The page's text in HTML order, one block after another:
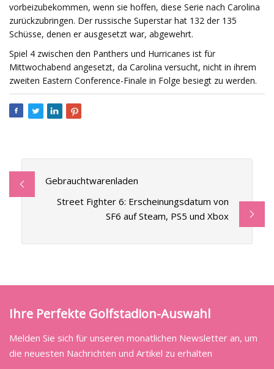
vorbeizubekommen, wenn sie hoffen, diese Serie nach Carolina
zurückzubringen. Der russische Superstar hat 132 der 135
Schüsse, denen er ausgesetzt war, abgewehrt.
Spiel 4 zwischen den Panthers und Hurricanes ist für
Mittwochabend angesetzt, da Carolina versucht, nicht in ihrem
zweiten Eastern Conference-Finale in Folge besiegt zu werden.
Gebrauchtwarenladen
Street Fighter 6: Erscheinungsdatum von
SF6 auf Steam, PS5 und Xbox
Ihre Perfekte Golfstadion-Auswahl
Melden Sie sich für unseren monatlichen Newsletter an, um
die neuesten Nachrichten und Artikel zu erhalten